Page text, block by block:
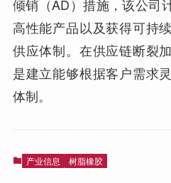
倾销（AD）措施，该公司
高性能产品以及获得可持
供应体制。在供应链断裂
是建立能够根据客户需求
体制。
产业信息 树脂橡胶